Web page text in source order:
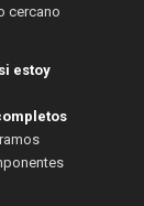
cercano
estoy